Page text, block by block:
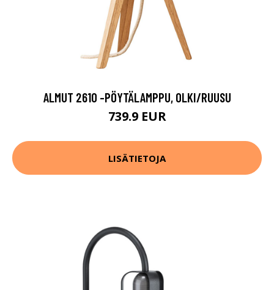
ALMUT 2610 -PÖYTÄLAMPPU, OLKI/RUUSU
739.9 EUR
LISÄTIETOJA